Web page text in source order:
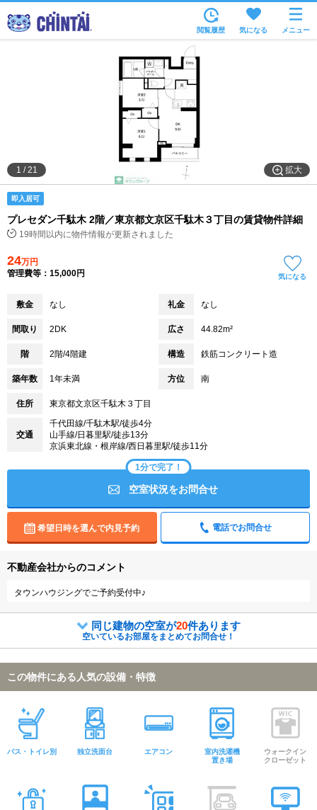
沿線・駅から
住所から
家賃相場から
通勤通学時間から
物件特集から
不動産会社から
閲覧履歴 気になる メニュー
拡大
1 /21
即入居可
プレセダン千駄木 2階／東京都文京区千駄木３丁目の賃貸物件詳細
19時間以内に物件情報が更新されました
24万円
管理費等：15,000円
気になる
敷金 なし 礼金 なし
間取り 2DK 広さ 44.82m²
階 2階/4階建 構造 鉄筋コンクリート造
築年数 1年未満 方位 南
住所 東京都文京区千駄木３丁目
交通
千代田線/千駄木駅/徒歩4分
山手線/日暮里駅/徒歩13分
京浜東北線・根岸線/西日暮里駅/徒歩11分
1分で完了！
空室状況をお問合せ
希望日時を選んで内見予約 電話でお問合せ
不動産会社からのコメント
タウンハウジングでご予約受付中♪
同じ建物の空室が20件あります
空いているお部屋をまとめてお問合せ！
この物件にある人気の設備・特徴
バス・トイレ別 独立洗面台 エアコン
室内洗濯機
置き場
ウォークイン
クローゼット